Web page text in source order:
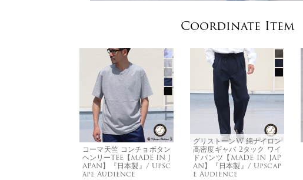
Coordinate Item
コーマ天竺 コンチョボタン
ヘンリーTEE【MADE IN J
APAN】『日本製』/ Upsc
ape Audience
グリストーンW 綿ナイロン
高密度ギャバ 2タック ワイ
ドパンツ【MADE IN JAP
AN】『日本製』/ Upscap
e Audience